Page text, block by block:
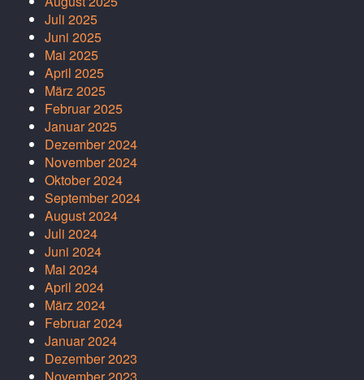
Juli 2025
Juni 2025
Mai 2025
April 2025
März 2025
Februar 2025
Januar 2025
Dezember 2024
November 2024
Oktober 2024
September 2024
August 2024
Juli 2024
Juni 2024
Mai 2024
April 2024
März 2024
Februar 2024
Januar 2024
Dezember 2023
November 2023